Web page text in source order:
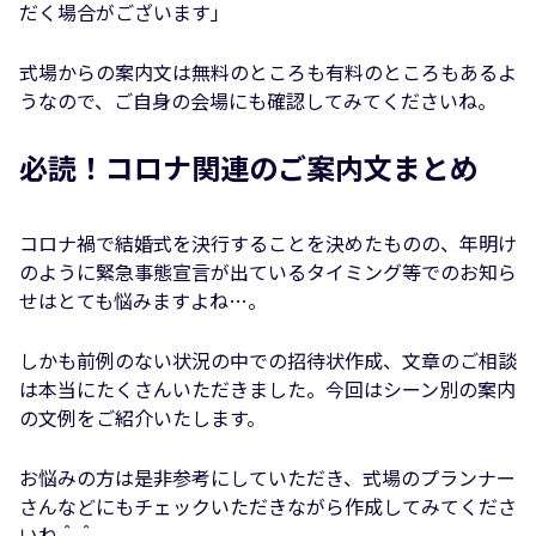
だく場合がございます」
式場からの案内文は無料のところも有料のところもあるよ
うなので、ご自身の会場にも確認してみてくださいね。
必読！コロナ関連のご案内文まとめ
コロナ禍で結婚式を決行することを決めたものの、年明け
のように緊急事態宣言が出ているタイミング等でのお知ら
せはとても悩みますよね…。
しかも前例のない状況の中での招待状作成、文章のご相談
は本当にたくさんいただきました。今回はシーン別の案内
の文例をご紹介いたします。
お悩みの方は是非参考にしていただき、式場のプランナー
さんなどにもチェックいただきながら作成してみてくださ